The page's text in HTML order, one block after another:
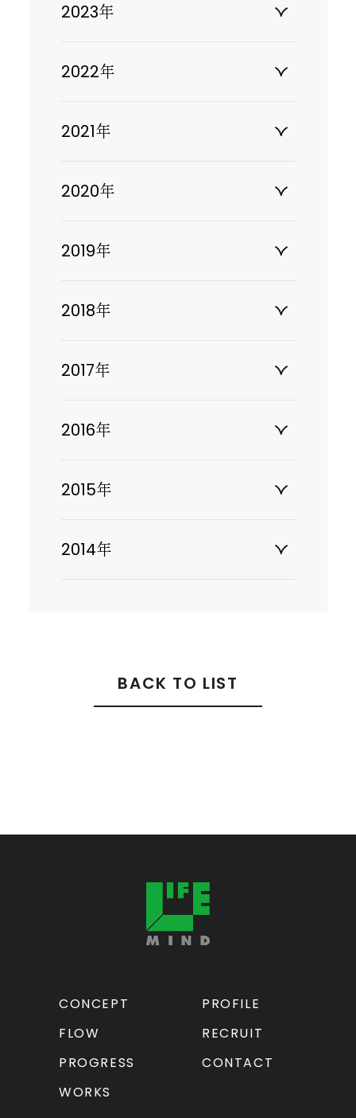
2023年
2022年
2021年
2020年
2019年
2018年
2017年
2016年
2015年
2014年
BACK TO LIST
CONCEPT
PROFILE
FLOW
RECRUIT
PROGRESS
CONTACT
WORKS